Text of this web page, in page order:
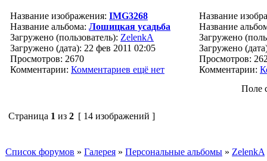
Название изображения: IMG3268
Название альбома: Лошицкая усадьба
Загружено (пользователь): ZelenkA
Загружено (дата): 22 фев 2011 02:05
Просмотров: 2670
Комментарии: Комментариев ещё нет
Название
Название
Загружено
Загружено
Просмотров:
Комментарии:
Поле
Страница 1 из 2 [ 14 изображений ]
Список форумов » Галерея » Персональные альбомы » ZelenkA